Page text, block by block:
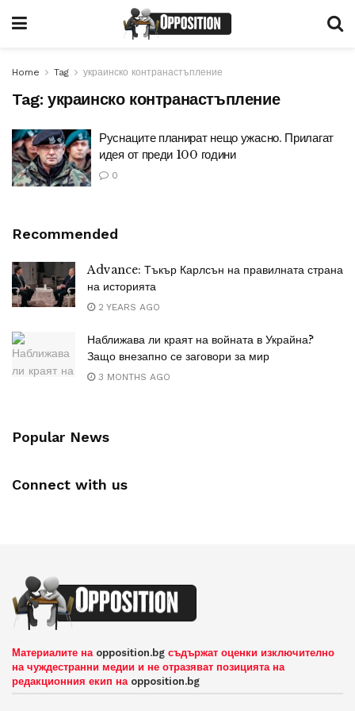
Home Tag украинско контранастъпление
Tag: украинско контранастъпление
Руснаците планират нещо ужасно. Прилагат
идея от преди 100 години
0
Recommended
Advance: Тъкър Карлсън на правилната страна
на историята
2 YEARS AGO
Наближава ли краят на войната в Украйна?
Защо внезапно се заговори за мир
3 MONTHS AGO
Popular News
Connect with us
Материалите на opposition.bg съдържат оценки изключително
на чуждестранни медии и не отразяват позицията на
редакционния екип на opposition.bg